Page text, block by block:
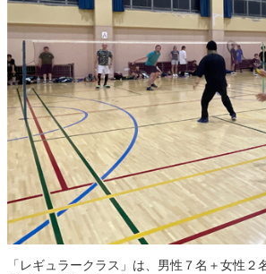
「レギュラークラス」は、男性７名＋女性２